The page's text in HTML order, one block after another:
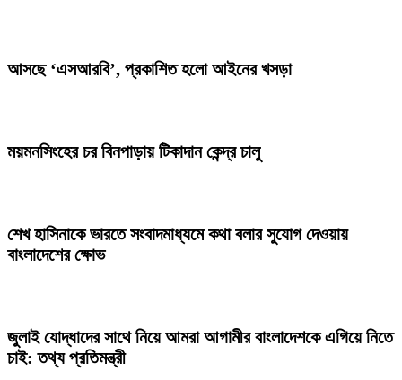
আসছে ‘এসআরবি’, প্রকাশিত হলো আইনের খসড়া
ময়মনসিংহের চর বিনপাড়ায় টিকাদান কেন্দ্র চালু
শেখ হাসিনাকে ভারতে সংবাদমাধ্যমে কথা বলার সুযোগ দেওয়ায়
বাংলাদেশের ক্ষোভ
জুলাই যোদ্ধাদের সাথে নিয়ে আমরা আগামীর বাংলাদেশকে এগিয়ে নিতে
চাই: তথ্য প্রতিমন্ত্রী